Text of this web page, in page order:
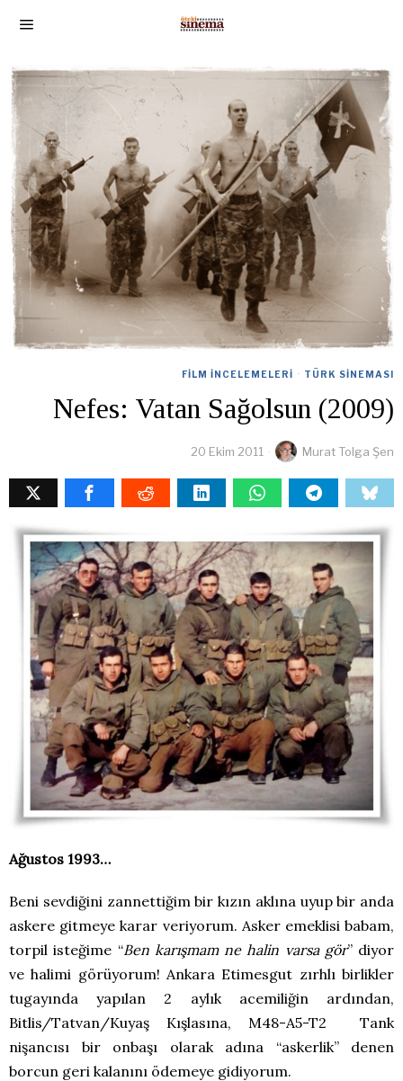
FILM İNCELEMELERI · TÜRK SINEMASI
Nefes: Vatan Sağolsun (2009)
20 Ekim 2011 Murat Tolga Şen
Ağustos 1993…
Beni sevdiğini zannettiğim bir kızın aklına uyup bir anda
askere gitmeye karar veriyorum. Asker emeklisi babam,
torpil isteğime “Ben karışmam ne halin varsa gör” diyor
ve halimi görüyorum! Ankara Etimesgut zırhlı birlikler
tugayında yapılan 2 aylık acemiliğin ardından,
Bitlis/Tatvan/Kuyaş Kışlasına, M48-A5-T2 Tank
nişancısı bir onbaşı olarak adına “askerlik” denen
borcun geri kalanını ödemeye gidiyorum.